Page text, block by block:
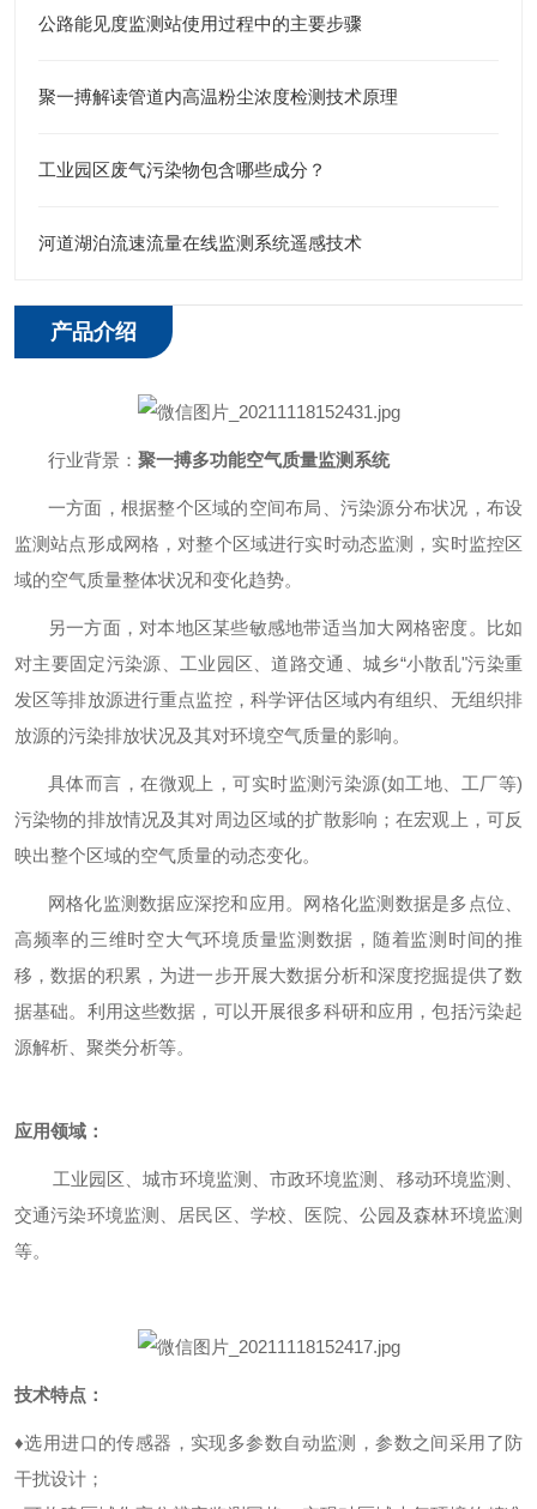
公路能见度监测站使用过程中的主要步骤
聚一搏解读管道内高温粉尘浓度检测技术原理
工业园区废气污染物包含哪些成分？
河道湖泊流速流量在线监测系统遥感技术
产品介绍
行业背景： 聚一搏多功能空气质量监测系统
一方面，根据整个区域的空间布局、污染源分布状况，布设
监测站点形成网格，对整个区域进行实时动态监测，实时监控区
域的空气质量整体状况和变化趋势。
另一方面，对本地区某些敏感地带适当加大网格密度。比如
对主要固定污染源、工业园区、道路交通、城乡“小散乱"污染重
发区等排放源进行重点监控，科学评估区域内有组织、无组织排
放源的污染排放状况及其对环境空气质量的影响。
具体而言，在微观上，可实时监测污染源(如工地、工厂等)
污染物的排放情况及其对周边区域的扩散影响；在宏观上，可反
映出整个区域的空气质量的动态变化。
网格化监测数据应深挖和应用。网格化监测数据是多点位、
高频率的三维时空大气环境质量监测数据，随着监测时间的推
移，数据的积累，为进一步开展大数据分析和深度挖掘提供了数
据基础。利用这些数据，可以开展很多科研和应用，包括污染起
源解析、聚类分析等。
应用领域：
工业园区、城市环境监测、市政环境监测、移动环境监测、
交通污染环境监测、居民区、学校、医院、公园及森林环境监测
等。
技术特点：
♦选用进口的传感器，实现多参数自动监测，参数之间采用了防
干扰设计；